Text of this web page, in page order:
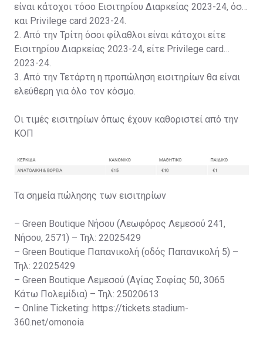
είναι κάτοχοι τόσο Εισιτηρίου Διαρκείας 2023-24, όσο
και Privilege card 2023-24.
2. Από την Τρίτη όσοι φίλαθλοι είναι κάτοχοι είτε
Εισιτηρίου Διαρκείας 2023-24, είτε Privilege card
2023-24.
3. Από την Τετάρτη η προπώληση εισιτηρίων θα είναι
ελεύθερη για όλο τον κόσμο.
Οι τιμές εισιτηρίων όπως έχουν καθοριστεί από την
ΚΟΠ
Τα σημεία πώλησης των εισιτηρίων
– Green Boutique Νήσου (Λεωφόρος Λεμεσού 241,
Νήσου, 2571) – Τηλ: 22025429
– Green Boutique Παπανικολή (οδός Παπανικολή 5) –
Τηλ: 22025429
– Green Boutique Λεμεσού (Αγίας Σοφίας 50, 3065
Κάτω Πολεμίδια) – Τηλ: 25020613
– Online Ticketing: https://tickets.stadium-
360.net/omonoia